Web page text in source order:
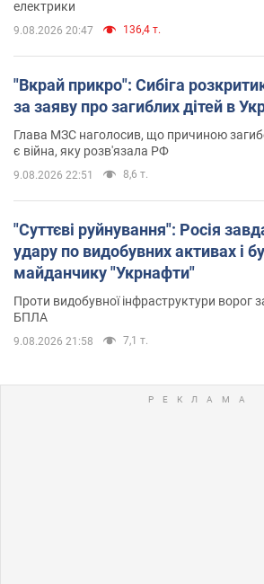
електрики
9.08.2026 20:47 136,4 т.
"Вкрай прикро": Сибіга
за заяву про загиблих дітей в
Глава МЗС наголосив, що причиною
є війна, яку розв'язала РФ
9.08.2026 22:51 8,6 т.
"Суттєві руйнування": Росія
удару по видобувних активах і
майданчику "Укрнафти"
Проти видобувної інфраструктури ворог
БПЛА
9.08.2026 21:58 7,1 т.